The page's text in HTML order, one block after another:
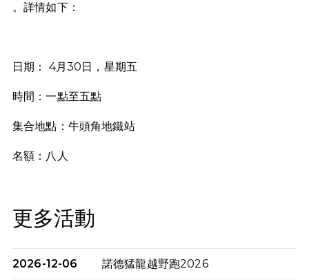
。詳情如下：
日期： 4月30日，星期五
時間：一點至五點
集合地點：牛頭角地鐵站
名額：八人
更多活動
2026-12-06 諾德猛龍越野跑2026